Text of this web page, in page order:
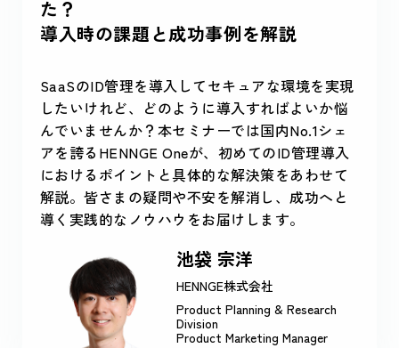
た？
導入時の課題と成功事例を解説
SaaSのID管理を導入してセキュアな環境を実現
したいけれど、どのように導入すればよいか悩
んでいませんか？本セミナーでは国内No.1シェ
アを誇るHENNGE Oneが、初めてのID管理導入
におけるポイントと具体的な解決策をあわせて
解説。皆さまの疑問や不安を解消し、成功へと
導く実践的なノウハウをお届けします。
池袋 宗洋
HENNGE株式会社
Product Planning & Research
Division
Product Marketing Manager